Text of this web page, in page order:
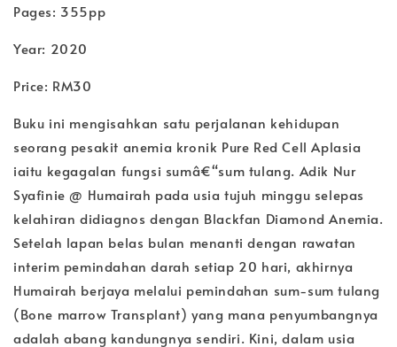
Pages: 355pp
Year: 2020
Price: RM30
Buku ini mengisahkan satu perjalanan kehidupan
seorang pesakit anemia kronik Pure Red Cell Aplasia
iaitu kegagalan fungsi sumâ€“sum tulang. Adik Nur
Syafinie @ Humairah pada usia tujuh minggu selepas
kelahiran didiagnos dengan Blackfan Diamond Anemia.
Setelah lapan belas bulan menanti dengan rawatan
interim pemindahan darah setiap 20 hari, akhirnya
Humairah berjaya melalui pemindahan sum-sum tulang
(Bone marrow Transplant) yang mana penyumbangnya
adalah abang kandungnya sendiri. Kini, dalam usia